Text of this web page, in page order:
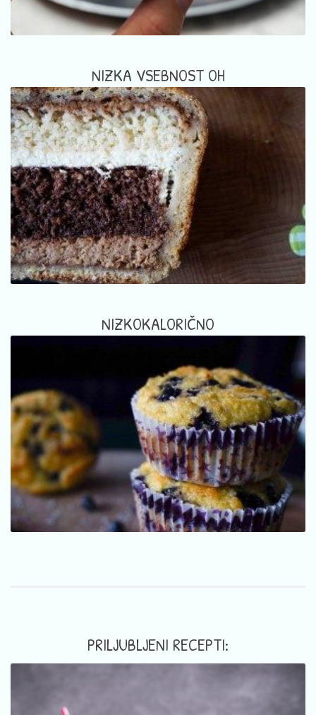
NIZKA VSEBNOST OH
NIZKOKALORIČNO
PRILJUBLJENI RECEPTI: